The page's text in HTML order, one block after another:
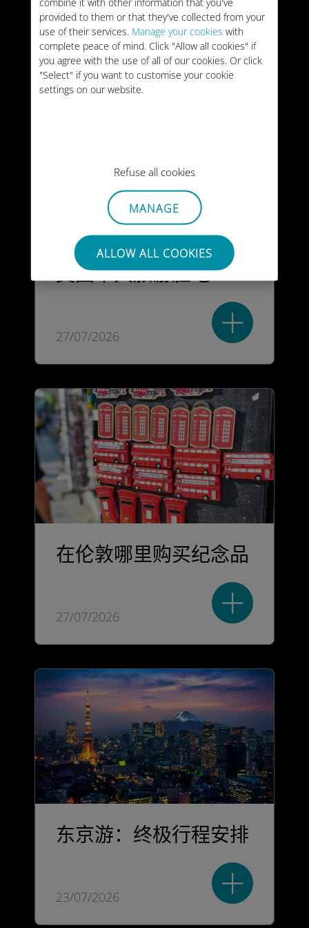
provided to them or that they've collected from your
use of their services. Manage your cookies with
complete peace of mind. Click "Allow all cookies" if
you agree with the use of all of our cookies. Or click
"Select" if you want to customise your cookie
settings on our website.
Refuse all cookies
MANAGE
ALLOW ALL COOKIES
美国十大旅游胜地
27/07/2026
在伦敦哪里购买纪念品
27/07/2026
东京游：终极行程安排
23/07/2026